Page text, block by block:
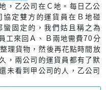
，乙公司在Ｃ地。每日乙公
定雙方的運貨員在Ｂ地碰
固定的，我們姑且稱之為
工來回Ａ、Ｂ兩地需費70分
理貨物，然後再花點時間放
，兩公司的運貨員都有了默
未看到甲公司的人，乙公司